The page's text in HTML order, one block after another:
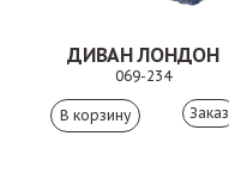
ДИВАН ЛОНДОН
069-234
Заказ